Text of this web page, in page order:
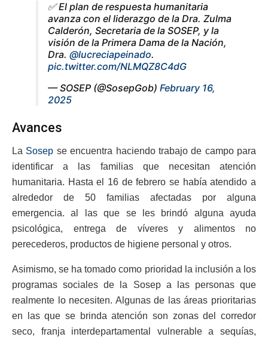
✅ El plan de respuesta humanitaria
avanza con el liderazgo de la Dra. Zulma
Calderón, Secretaria de la SOSEP, y la
visión de la Primera Dama de la Nación,
Dra. @lucreciapeinado.
pic.twitter.com/NLMQZ8C4dG
— SOSEP (@SosepGob) February 16,
2025
Avances
La Sosep se encuentra haciendo trabajo de campo para
identificar a las familias que necesitan atención
humanitaria. Hasta el 16 de febrero se había atendido a
alrededor de 50 familias afectadas por alguna
emergencia. al las que se les brindó alguna ayuda
psicológica, entrega de víveres y alimentos no
perecederos, productos de higiene personal y otros.
Asimismo, se ha tomado como prioridad la inclusión a los
programas sociales de la Sosep a las personas que
realmente lo necesiten. Algunas de las áreas prioritarias
en las que se brinda atención son zonas del corredor
seco, franja interdepartamental vulnerable a sequías,